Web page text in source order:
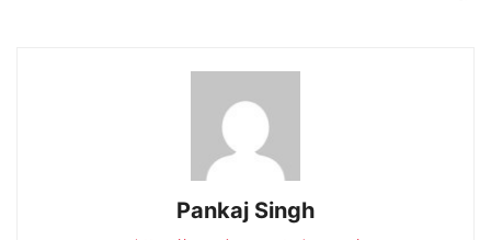
Pankaj Singh